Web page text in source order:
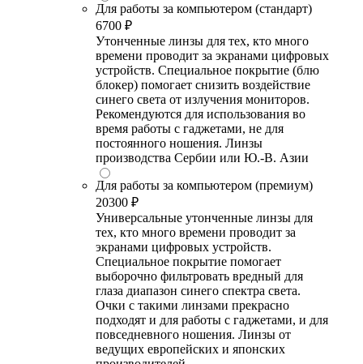
Для работы за компьютером (стандарт)
6700 ₽
Утонченные линзы для тех, кто много
времени проводит за экранами цифровых
устройств. Специальное покрытие (блю
блокер) помогает снизить воздействие
синего света от излучения мониторов.
Рекомендуются для использования во
время работы с гаджетами, не для
постоянного ношения. Линзы
производства Сербии или Ю.-В. Азии
Для работы за компьютером (премиум)
20300 ₽
Универсальные утонченные линзы для
тех, кто много времени проводит за
экранами цифровых устройств.
Специальное покрытие помогает
выборочно фильтровать вредный для
глаза диапазон синего спектра света.
Очки с такими линзами прекрасно
подходят и для работы с гаджетами, и для
повседневного ношения. Линзы от
ведущих европейских и японских